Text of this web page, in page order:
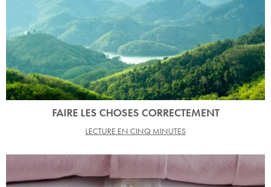
FAIRE LES CHOSES CORRECTEMENT
LECTURE EN CINQ MINUTES